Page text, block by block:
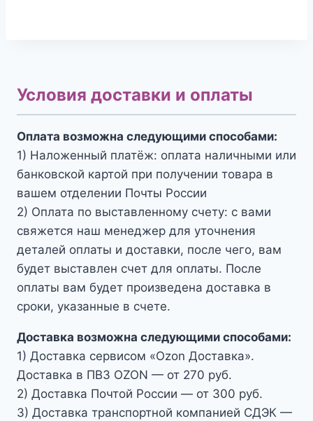
Условия доставки и оплаты
Оплата возможна следующими способами:
1) Наложенный платёж: оплата наличными или
банковской картой при получении товара в
вашем отделении Почты России
2) Оплата по выставленному счету: с вами
свяжется наш менеджер для уточнения
деталей оплаты и доставки, после чего, вам
будет выставлен счет для оплаты. После
оплаты вам будет произведена доставка в
сроки, указанные в счете.
Доставка возможна следующими способами:
1) Доставка сервисом «Ozon Доставка».
Доставка в ПВЗ OZON — от 270 руб.
2) Доставка Почтой России — от 300 руб.
3) Доставка транспортной компанией СДЭК —